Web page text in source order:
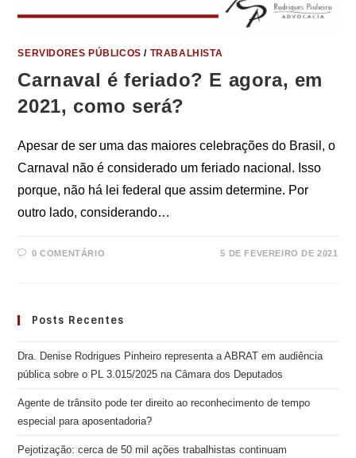
SERVIDORES PÚBLICOS / TRABALHISTA
Carnaval é feriado? E agora, em
2021, como será?
Apesar de ser uma das maiores celebrações do Brasil, o
Carnaval não é considerado um feriado nacional. Isso
porque, não há lei federal que assim determine. Por
outro lado, considerando…
0 COMENTÁRIO 5 DE FEVEREIRO DE 2021
Posts Recentes
Dra. Denise Rodrigues Pinheiro representa a ABRAT em audiência
pública sobre o PL 3.015/2025 na Câmara dos Deputados
Agente de trânsito pode ter direito ao reconhecimento de tempo
especial para aposentadoria?
Pejotização: cerca de 50 mil ações trabalhistas continuam